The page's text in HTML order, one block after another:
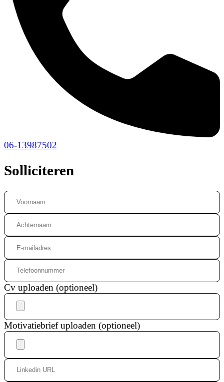
06-13987502
Solliciteren
Cv uploaden (optioneel)
Motivatiebrief uploaden (optioneel)